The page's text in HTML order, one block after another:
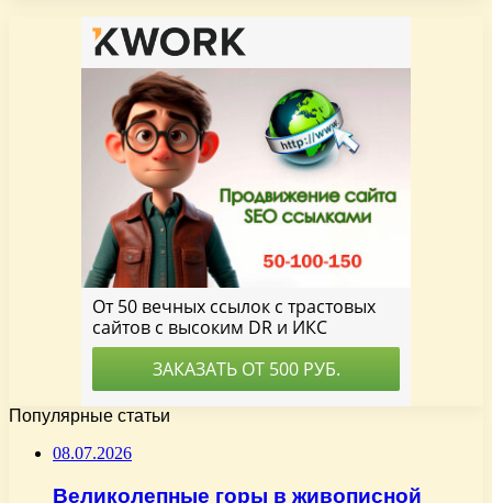
Популярные статьи
08.07.2026
Великолепные горы в живописной